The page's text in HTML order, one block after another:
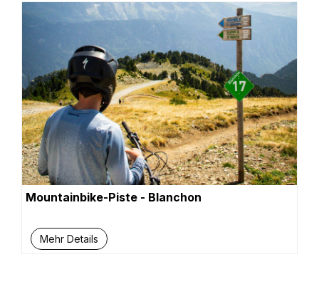
Mountainbike-Piste - Blanchon
Mehr Details